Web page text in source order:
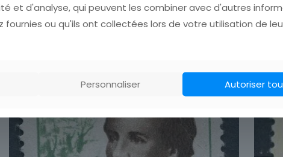
et d'analyse, qui peuvent les combiner avec d'autres
fournies ou qu'ils ont collectées lors de votre utilisation de
Personnaliser Autoriser